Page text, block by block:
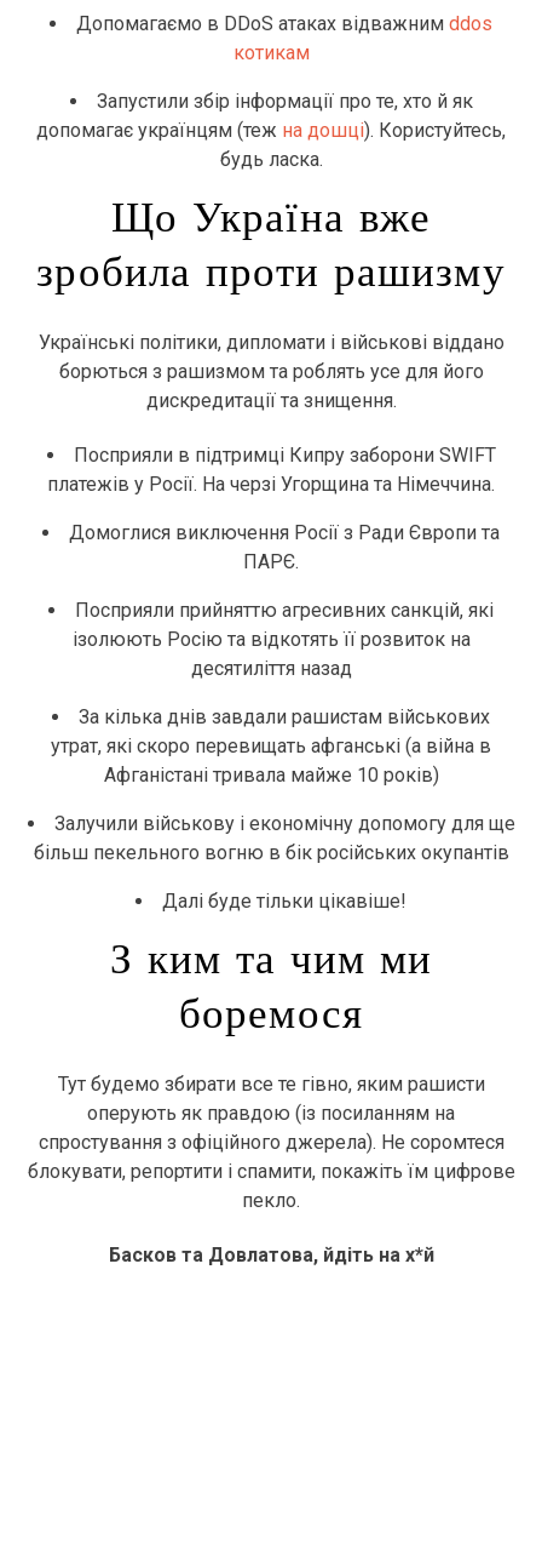
Допомагаємо в DDoS атаках відважним ddos
котикам
Запустили збір інформації про те, хто й як
допомагає українцям (теж на дошці). Користуйтесь,
будь ласка.
Що Україна вже
зробила проти рашизму
Українські політики, дипломати і військові віддано
борються з рашизмом та роблять усе для його
дискредитації та знищення.
Посприяли в підтримці Кипру заборони SWIFT
платежів у Росії. На черзі Угорщина та Німеччина.
Домоглися виключення Росії з Ради Європи та
ПАРЄ.
Посприяли прийняттю агресивних санкцій, які
ізолюють Росію та відкотять її розвиток на
десятиліття назад
За кілька днів завдали рашистам військових
утрат, які скоро перевищать афганські (а війна в
Афганістані тривала майже 10 років)
Залучили військову і економічну допомогу для ще
більш пекельного вогню в бік російських окупантів
Далі буде тільки цікавіше!
З ким та чим ми
боремося
Тут будемо збирати все те гівно, яким рашисти
оперують як правдою (із посиланням на
спростування з офіційного джерела). Не соромтеся
блокувати, репортити і спамити, покажіть їм цифрове
пекло.
Басков та Довлатова, йдіть на х*й